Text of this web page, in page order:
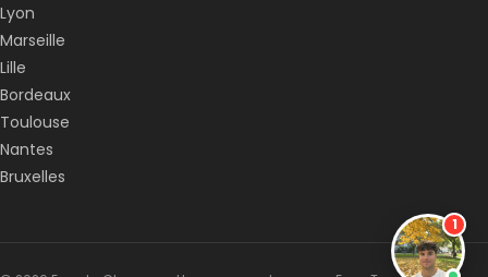
Lyon
Marseille
Lille
Bordeaux
Toulouse
Nantes
Bruxelles
1